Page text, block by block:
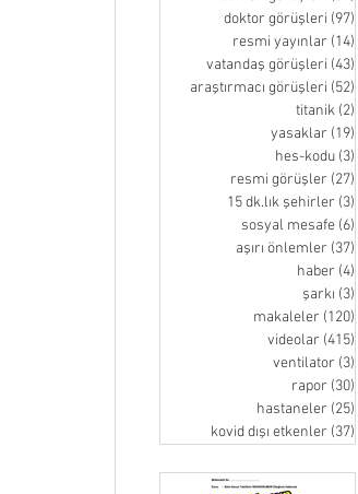
doktor görüşleri (97)
resmi yayınlar (14)
vatandaş görüşleri (43)
araştırmacı görüşleri (52)
titanik (2)
yasaklar (19)
hes-kodu (3)
resmi görüşler (27)
15 dk.lık şehirler (3)
sosyal mesafe (6)
aşırı önlemler (37)
haber (4)
şarkı (3)
makaleler (120)
videolar (415)
ventilator (3)
rapor (30)
hastaneler (25)
kovid dışı etkenler (37)